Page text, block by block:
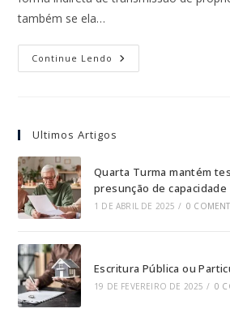
também se ela…
Continue Lendo
Ultimos Artigos
Quarta Turma mantém
presunção de
1 DE ABRIL DE 2025 / 0
Escritura Pública ou
19 DE FEVEREIRO DE 2025 / 0